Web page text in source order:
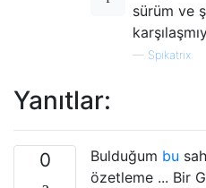
sürüm ve
— Spikatrix
Yanıtlar:
0 Bulduğum bu
özetleme ... Bir